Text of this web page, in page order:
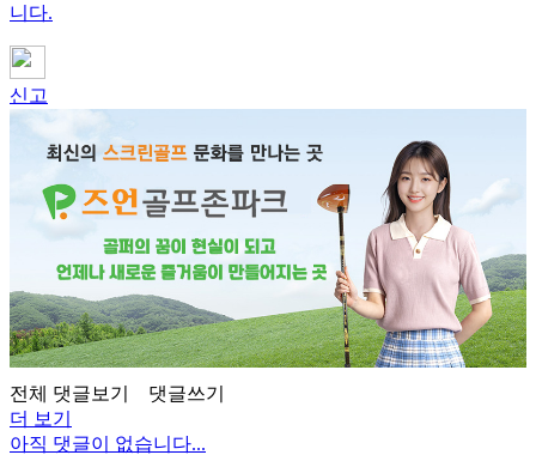
니다.
신고
전체 댓글보기
댓글쓰기
더 보기
아직 댓글이 없습니다...